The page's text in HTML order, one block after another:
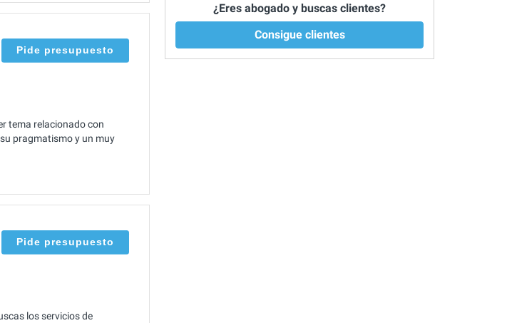
Pide presupuesto
tema relacionado con
pragmatismo y un muy
Pide presupuesto
los servicios de
¿Eres abogado y buscas clientes?
Consigue clientes